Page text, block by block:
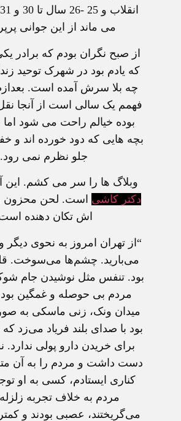
می ماند از اين جوانی
از صبح نگران بودم که برادر
که يادم بود در شهرک توحيد
چه بلا سرش آمده است.
فهمم يک سالی است از آنجا
بوده خيالم راحت می شود
بچه هايی که دود خورده اند و
جلو نظرم نمی رود.
وبلاگ ها را سر می کشم. اين
دکتر کاشی است. لحن محزون
اش تکان دهنده
“از تهران امروز به نحوی
می‌بارید. چشم‌ها می‌سوخت.
بود. تنفس مثل نوشیدن جام
مردم بی حوصله و غمگین
میدان ونک، زنی ماسکی به
بود با صدای ‏بلند فریاد می‌زد
برای خریدن دارو پولی ندارد.
دست داشت و مردم را به آن
کناری ایستادم، کسی به او
مردم به خلاف تجربه
می‌گریختند، عصبی بودند و